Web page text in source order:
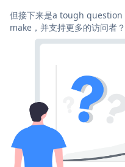
但接下来是a tough question
make，并支持更多的访问者？